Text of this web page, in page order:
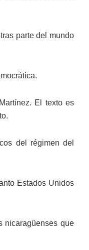
parte del mundo
El texto es
del régimen del
Estados Unidos
nicaragüenses que